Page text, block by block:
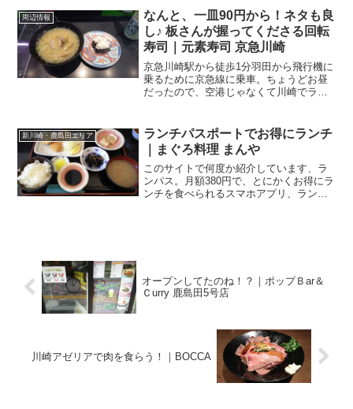
最近、行ってないなと思い出して立ち寄
ったのがこちらのお店。...
周辺情報
なんと、一皿90円から！ネタも良
し♪ 板さんが握ってくださる回転
寿司｜元素寿司 京急川崎
京急川崎駅から徒歩1分羽田から飛行機に
乗るために京急線に乗車。ちょうどお昼
だったので、空港じゃなくて川崎でラン
いえばしばらく行ってないなと、訪問し
たのが、こちらのお店。...
新川崎・鹿島田エリア
ランチパスポートでお得にランチ
｜まぐろ料理 まんや
このサイトで何度か紹介しています、ラ
ンパス。月額380円で、とにかくお得にラ
ンチを食べられるスマホアプリ、ランチ
オープンしてたのね！？｜ポップＢar＆
Ｃurry 鹿島田5号店
川崎アゼリアで肉を食らう！｜BOCCA